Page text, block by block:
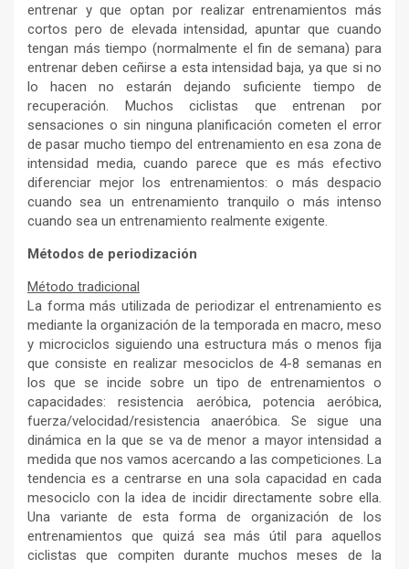
entrenar y que optan por realizar entrenamientos más
cortos pero de elevada intensidad, apuntar que cuando
tengan más tiempo (normalmente el fin de semana) para
entrenar deben ceñirse a esta intensidad baja, ya que si no
lo hacen no estarán dejando suficiente tiempo de
recuperación. Muchos ciclistas que entrenan por
sensaciones o sin ninguna planificación cometen el error
de pasar mucho tiempo del entrenamiento en esa zona de
intensidad media, cuando parece que es más efectivo
diferenciar mejor los entrenamientos: o más despacio
cuando sea un entrenamiento tranquilo o más intenso
cuando sea un entrenamiento realmente exigente.
Métodos de periodización
Método tradicional
La forma más utilizada de periodizar el entrenamiento es
mediante la organización de la temporada en macro, meso
y microciclos siguiendo una estructura más o menos fija
que consiste en realizar mesociclos de 4-8 semanas en
los que se incide sobre un tipo de entrenamientos o
capacidades: resistencia aeróbica, potencia aeróbica,
fuerza/velocidad/resistencia anaeróbica. Se sigue una
dinámica en la que se va de menor a mayor intensidad a
medida que nos vamos acercando a las competiciones. La
tendencia es a centrarse en una sola capacidad en cada
mesociclo con la idea de incidir directamente sobre ella.
Una variante de esta forma de organización de los
entrenamientos que quizá sea más útil para aquellos
ciclistas que compiten durante muchos meses de la